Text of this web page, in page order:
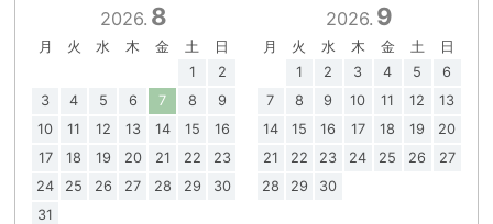
2026. 8
月 火 水 木 金 土
日
1
2
3
4 5 6 7 8
9
10
11 12 13 14 15
16
17
18 19 20 21 22
23
24
25 26 27 28 29
30
31
2026. 9
月 火 水 木 金 土
日
1
2 3 4 5
6
7
8 9 10 11 12
13
14
15 16 17 18 19
20
21
22 23 24 25 26
27
28
29 30